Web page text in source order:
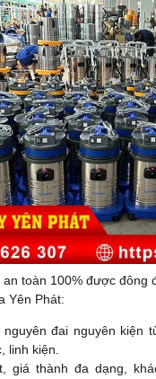
toàn 100% được đông
Yên Phát:
nguyên đai nguyên kiện
linh kiện.
giá thành đa dạng,